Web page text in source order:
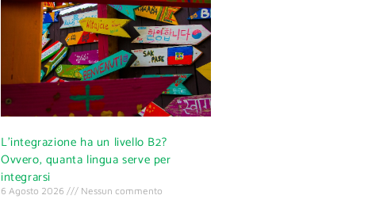
L’integrazione ha un livello B2?
Ovvero, quanta lingua serve per
integrarsi
6 Agosto 2026 Nessun commento